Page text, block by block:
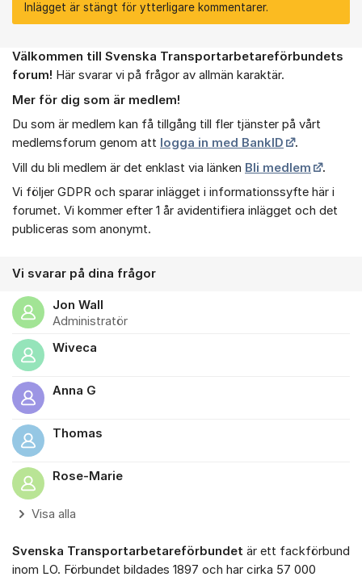
Inlägget är stängt för ytterligare kommentarer.
Om forumet
Välkommen till Svenska Transportarbetareförbundets
forum! Här svarar vi på frågor av allmän karaktär.
Mer för dig som är medlem!
Du som är medlem kan få tillgång till fler tjänster på vårt
medlemsforum genom att logga in med BankID
.
Vill du bli medlem är det enklast via länken Bli medlem
.
Vi följer GDPR och sparar inlägget i informationssyfte här i
forumet. Vi kommer efter 1 år avidentifiera inlägget och det
publiceras som anonymt.
Vi svarar på dina frågor
Jon Wall
Administratör
Wiveca
Anna G
Thomas
Rose-Marie
Visa alla
Svenska Transportarbetareförbundet är ett fackförbund
inom LO. Förbundet bildades 1897 och har cirka 57 000